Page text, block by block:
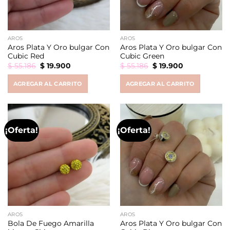
AROS
Aros Plata Y Oro bulgar Con
Cubic Red
$55.186 Original
price
$ 55.186.
$19.900Current
$ 19.900.
AGREGAR AL CARRITO
AROS
Aros Plata Y Oro bulgar Con
Cubic Green
$55.186 Original
price
$ 55.186.
$19.900Current
$ 19.900.
AGREGAR AL CARRITO
¡Oferta!
AROS
Bola De Fuego Amarilla
¡Oferta!
AROS
Aros Plata Y Oro bulgar Con